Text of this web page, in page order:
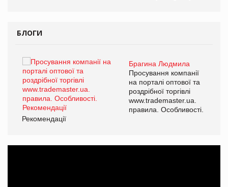
БЛОГИ
Брагина Людмила
Просування компанії
на порталі оптової та
роздрібної торгівлі
www.trademaster.ua.
правила. Особливості.
Рекомендації